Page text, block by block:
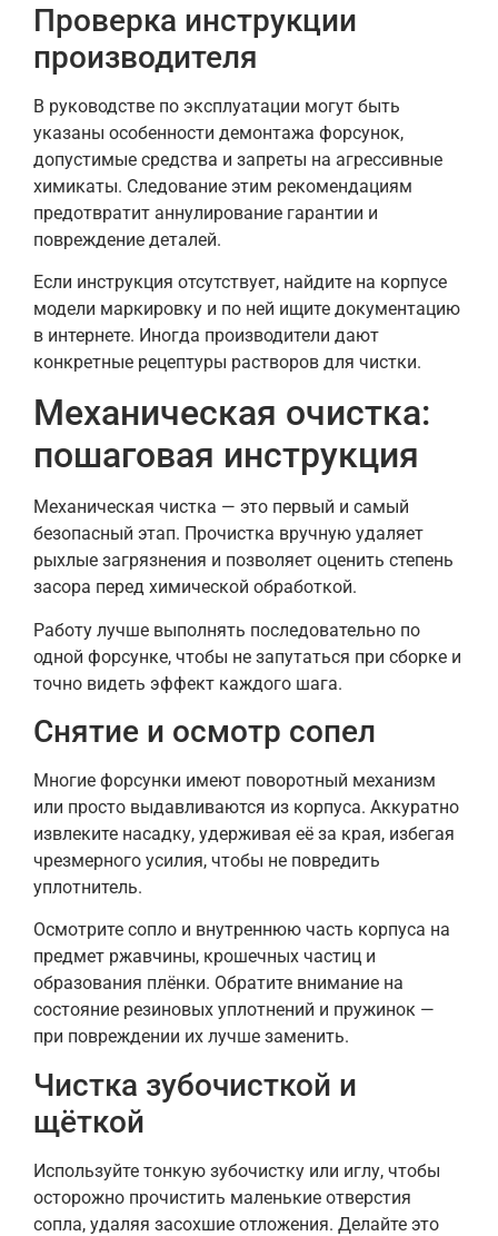
Проверка инструкции
производителя
В руководстве по эксплуатации могут быть
указаны особенности демонтажа форсунок,
допустимые средства и запреты на агрессивные
химикаты. Следование этим рекомендациям
предотвратит аннулирование гарантии и
повреждение деталей.
Если инструкция отсутствует, найдите на корпусе
модели маркировку и по ней ищите документацию
в интернете. Иногда производители дают
конкретные рецептуры растворов для чистки.
Механическая очистка:
пошаговая инструкция
Механическая чистка — это первый и самый
безопасный этап. Прочистка вручную удаляет
рыхлые загрязнения и позволяет оценить степень
засора перед химической обработкой.
Работу лучше выполнять последовательно по
одной форсунке, чтобы не запутаться при сборке и
точно видеть эффект каждого шага.
Снятие и осмотр сопел
Многие форсунки имеют поворотный механизм
или просто выдавливаются из корпуса. Аккуратно
извлеките насадку, удерживая её за края, избегая
чрезмерного усилия, чтобы не повредить
уплотнитель.
Осмотрите сопло и внутреннюю часть корпуса на
предмет ржавчины, крошечных частиц и
образования плёнки. Обратите внимание на
состояние резиновых уплотнений и пружинок —
при повреждении их лучше заменить.
Чистка зубочисткой и
щёткой
Используйте тонкую зубочистку или иглу, чтобы
осторожно прочистить маленькие отверстия
сопла, удаляя засохшие отложения. Делайте это